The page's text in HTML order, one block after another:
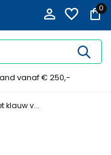
0
vanaf € 250,-
klauw v...